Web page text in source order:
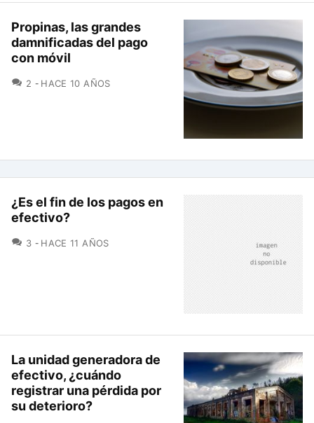
Propinas, las grandes
damnificadas del pago
con móvil
2 COMENTARIOS
HACE 10 AÑOS
¿Es el fin de los pagos en
efectivo?
3 COMENTARIOS
HACE 11 AÑOS
La unidad generadora de
efectivo, ¿cuándo
registrar una pérdida por
su deterioro?